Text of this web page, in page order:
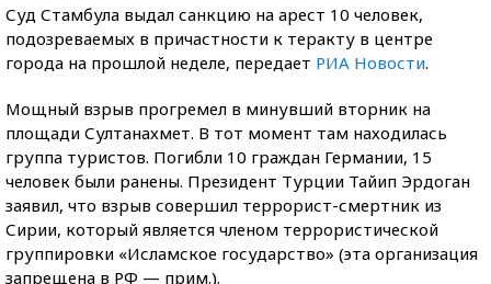
Суд Стамбула выдал санкцию на арест 10 человек,
подозреваемых в причастности к теракту в центре
города на прошлой неделе, передает РИА Новости.
Мощный взрыв прогремел в минувший вторник на
площади Султанахмет. В тот момент там находилась
группа туристов. Погибли 10 граждан Германии, 15
человек были ранены. Президент Турции Тайип Эрдоган
заявил, что взрыв совершил террорист-смертник из
Сирии, который является членом террористической
группировки «Исламское государство» (эта организация
запрещена в РФ — прим.).